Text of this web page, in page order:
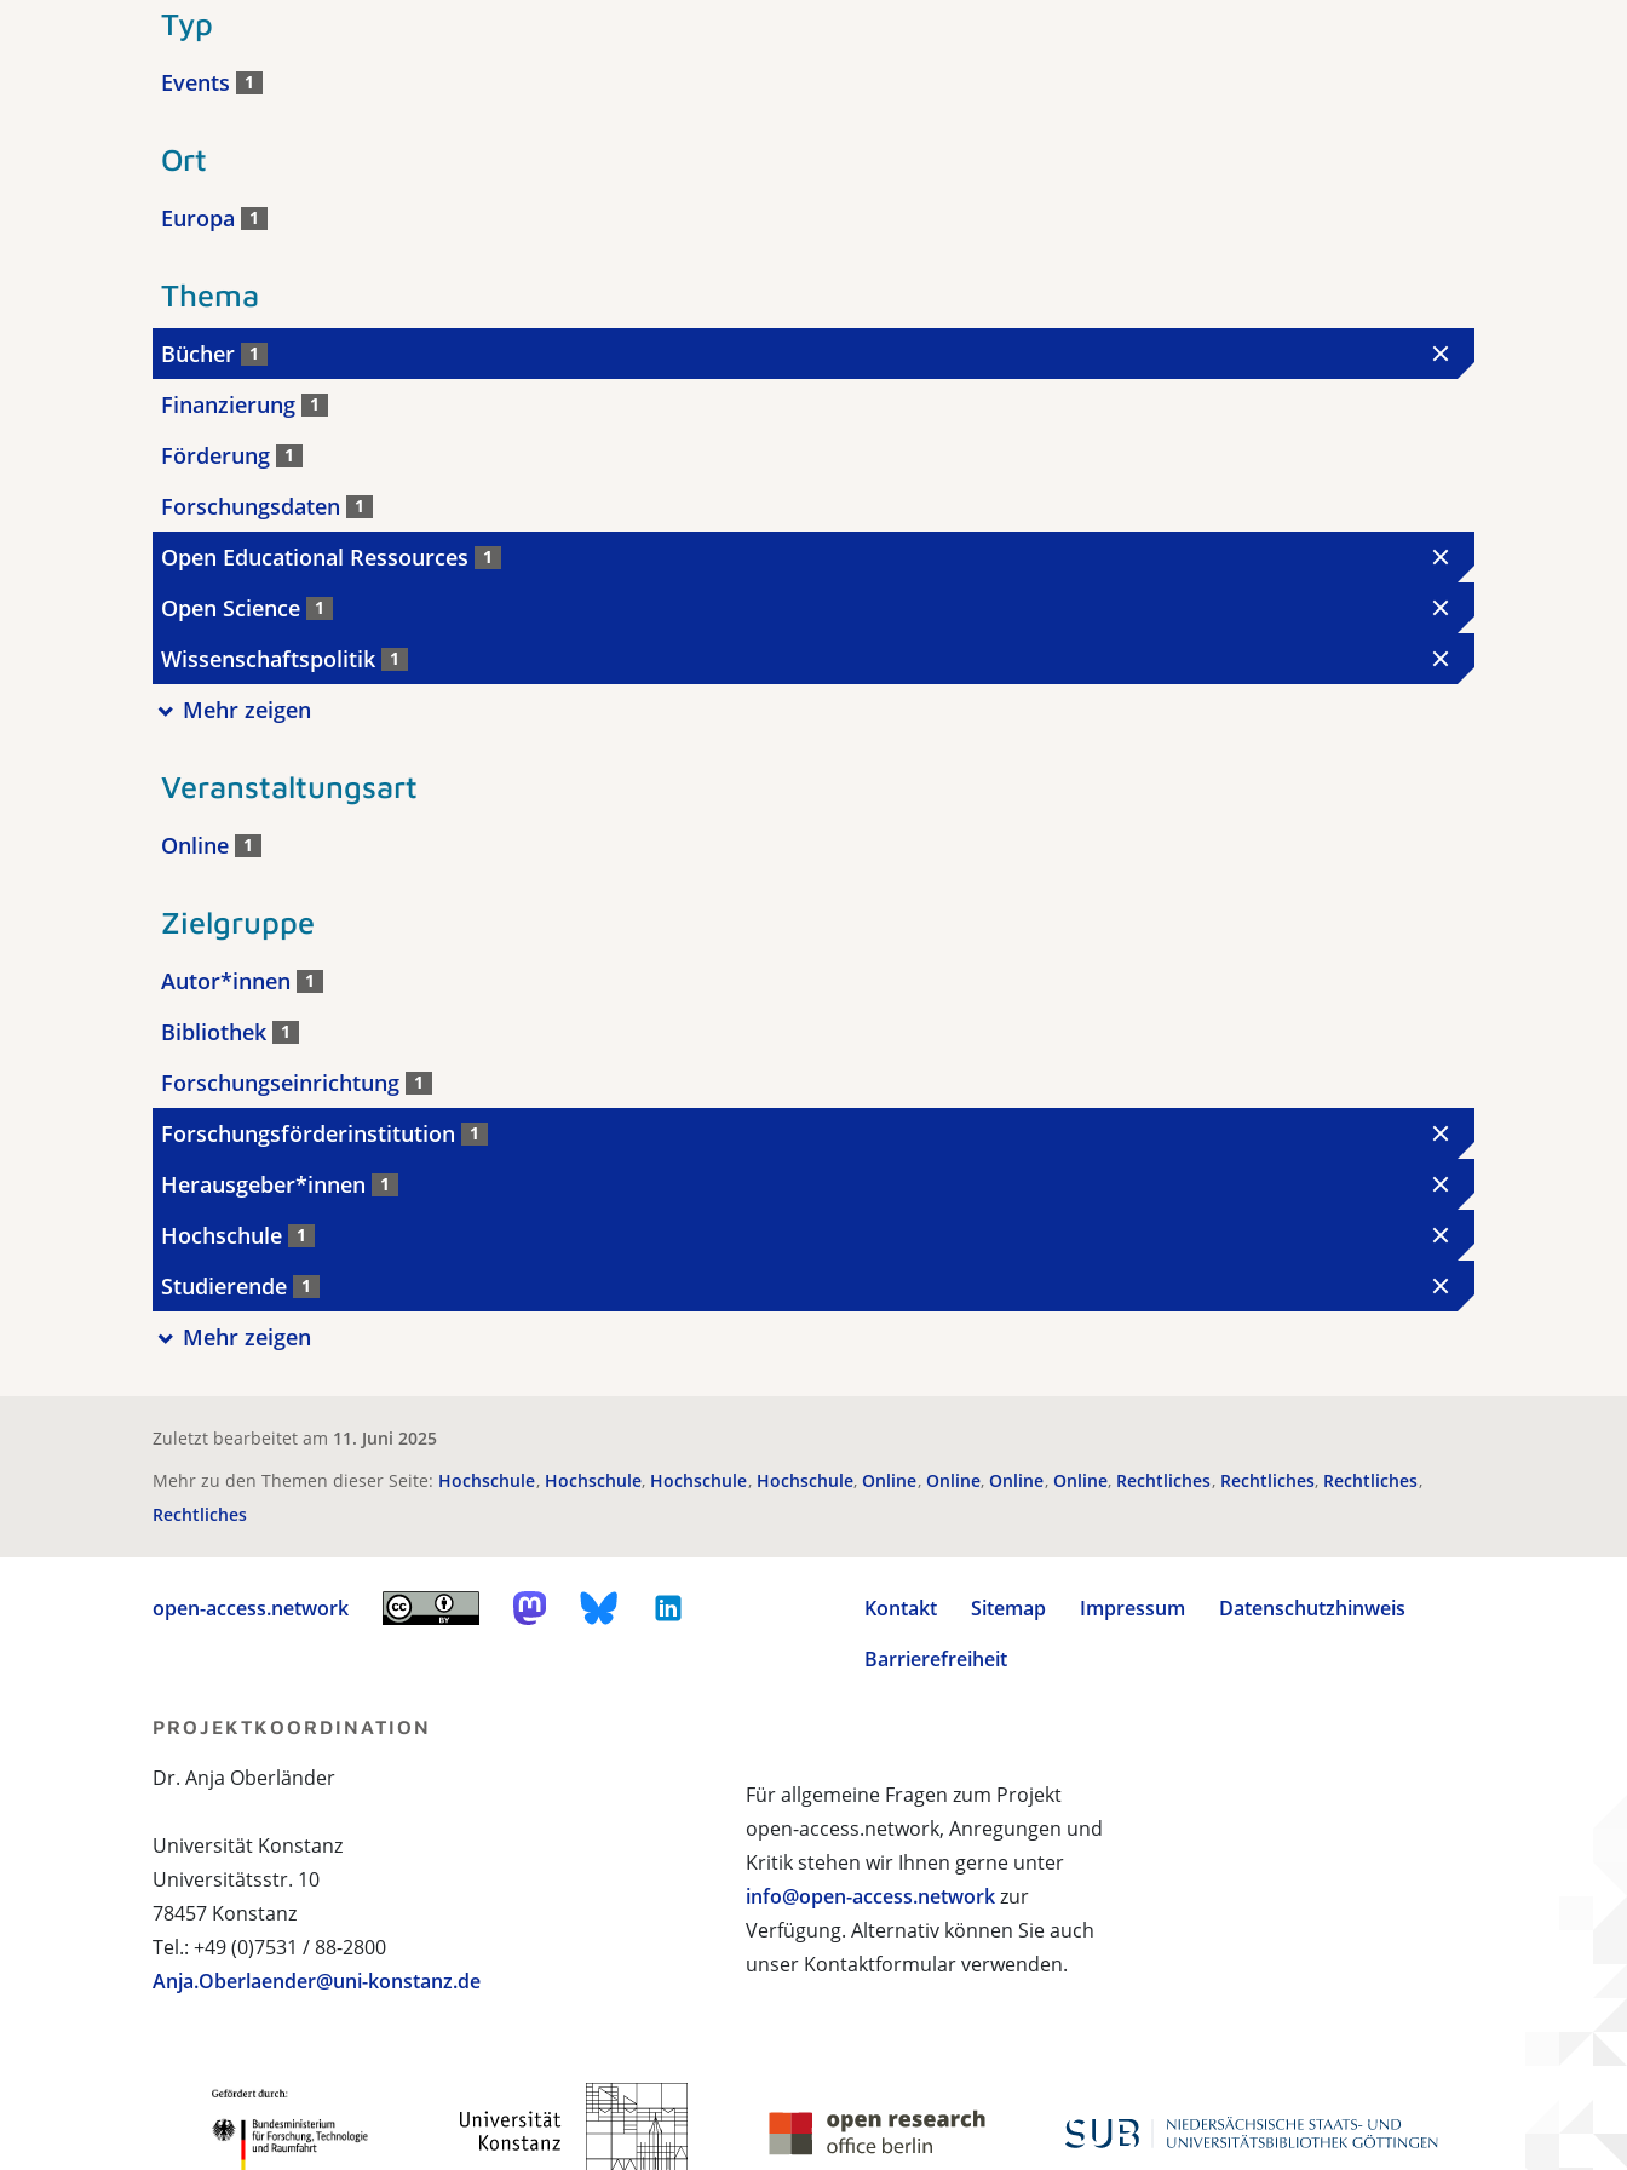
Typ
Events 1
Ort
Europa 1
Thema
Bücher 1
Finanzierung 1
Förderung 1
Forschungsdaten 1
Open Educational Ressources 1
Open Science 1
Wissenschaftspolitik 1
Mehr zeigen
Veranstaltungsart
Online 1
Zielgruppe
Autor*innen 1
Bibliothek 1
Forschungseinrichtung 1
Forschungsförderinstitution 1
Herausgeber*innen 1
Hochschule 1
Studierende 1
Mehr zeigen
Zuletzt bearbeitet am 11. Juni 2025
Mehr zu den Themen dieser Seite: Hochschule Hochschule Hochschule Hochschule Online Online Online Online Rechtliches Rechtliches Rechtliches
Rechtliches
open-access.network Kontakt Sitemap Impressum
Datenschutzhinweis
Barrierefreiheit
Für allgemeine Fragen zum Projekt
open-access.network, Anregungen und
Kritik stehen wir Ihnen gerne unter
info@open-access.networkzur
Verfügung. Alternativ können Sie auch
unser Kontaktformular verwenden.
PROJEKTKOORDINATION
Dr. Anja Oberländer
Universität Konstanz
Universitätsstr. 10
78457 Konstanz
Tel.: +49 (0)7531 / 88-2800
Anja.Oberlaender@uni-konstanz.de